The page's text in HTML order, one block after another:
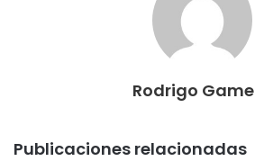
Rodrigo
Publicaciones relacionadas